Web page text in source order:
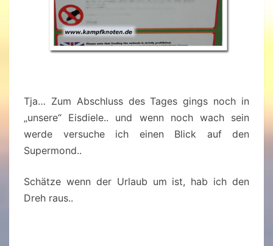
Tja… Zum Abschluss des Tages gings noch in
„unsere“ Eisdiele.. und wenn noch wach sein
werde versuche ich einen Blick auf den
Supermond..
Schätze wenn der Urlaub um ist, hab ich den
Dreh raus..